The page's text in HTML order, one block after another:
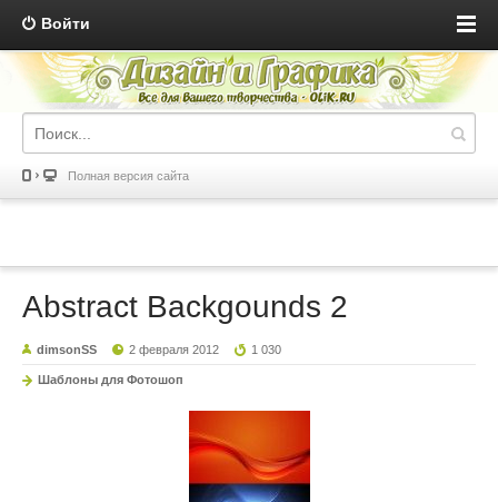
Войти
Полная версия сайта
Abstract Backgounds 2
dimsonSS 2 февраля 2012 1 030
Шаблоны для Фотошоп